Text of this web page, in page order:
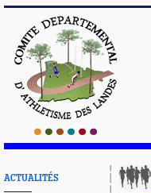
ACTUALITÉS